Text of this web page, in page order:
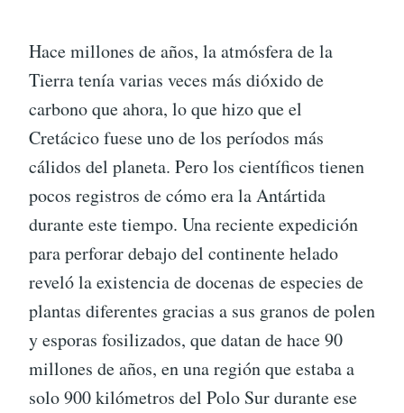
Hace millones de años, la atmósfera de la
Tierra tenía varias veces más dióxido de
carbono que ahora, lo que hizo que el
Cretácico fuese uno de los períodos más
cálidos del planeta. Pero los científicos tienen
pocos registros de cómo era la Antártida
durante este tiempo. Una reciente expedición
para perforar debajo del continente helado
reveló la existencia de docenas de especies de
plantas diferentes gracias a sus granos de polen
y esporas fosilizados, que datan de hace 90
millones de años, en una región que estaba a
solo 900 kilómetros del Polo Sur durante ese